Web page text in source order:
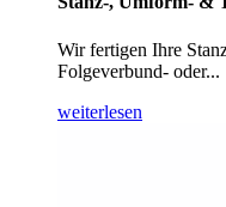
Wir fertigen Ihre
Folgeverbund- oder...
weiterlesen